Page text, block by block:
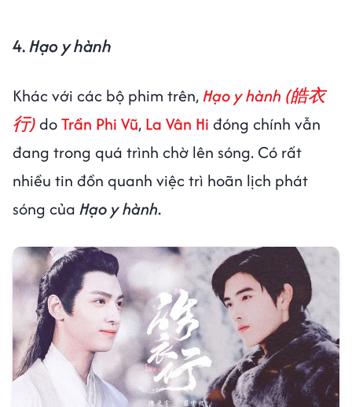
4.Hạo y hành
Khác với các bộ phim trên,Hạo y hành (皓衣
行)doTrần Phi Vũ, La Vân Hi đóng chính vẫn
đang trong quá trình chờ lên sóng. Có rất
nhiều tin đồn quanh việc trì hoãn lịch phát
sóng của Hạo y hành.